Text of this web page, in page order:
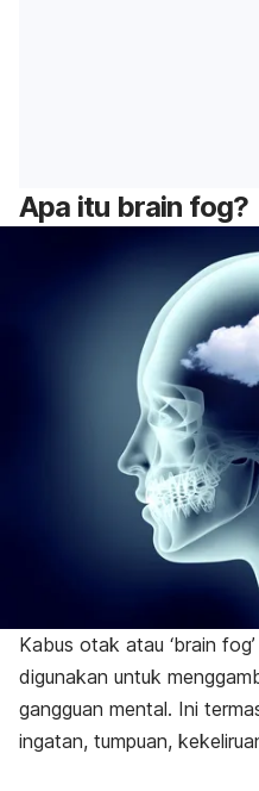
Apa itu brain fog?
Kabus otak atau ‘brain
digunakan untuk
gangguan mental. Ini
ingatan, tumpuan,